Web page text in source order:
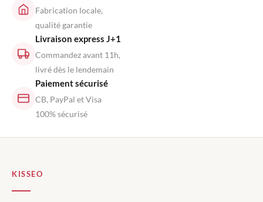
Fabrication locale,
qualité garantie
Livraison express J+1
Commandez avant 11h,
livré dès le lendemain
Paiement sécurisé
CB, PayPal et Visa
100% sécurisé
KISSEO